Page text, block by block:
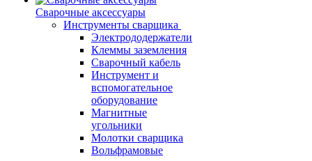
Сварочные аксессуары
Инструменты сварщика
Электрододержатели
Клеммы заземления
Сварочный кабель
Инструмент и
вспомогательное
оборудование
Магнитные
угольники
Молотки сварщика
Вольфрамовые